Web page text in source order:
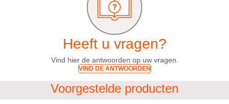
Heeft u vragen?
Vind hier de antwoorden op uw vragen.
VIND DE ANTWOORDEN
Voorgestelde producten